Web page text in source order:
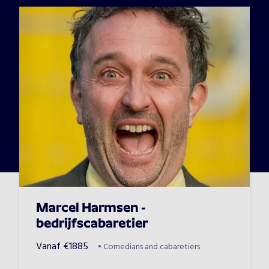
Marcel Harmsen -
bedrijfscabaretier
Vanaf €1885 • Comedians and cabaretiers